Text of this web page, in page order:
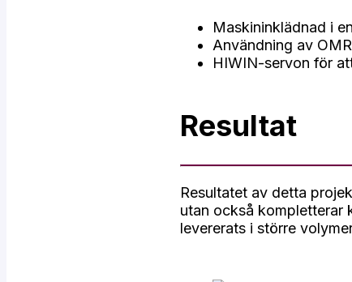
Maskininklädnad i
Användning av
HIWIN-servon för
Resultat
Resultatet av detta
utan också kompletterar
levererats i större